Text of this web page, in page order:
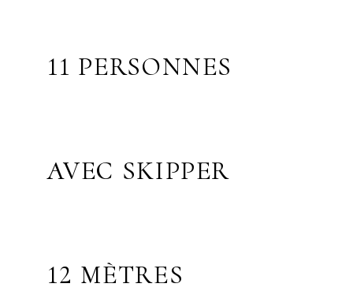
11 PERSONNES
AVEC SKIPPER
12 MÈTRES